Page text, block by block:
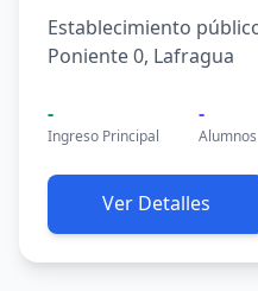
Establecimiento
Poniente 0, Lafragua
-
Ingreso Principal
-
Alumnos
Ver Detalles